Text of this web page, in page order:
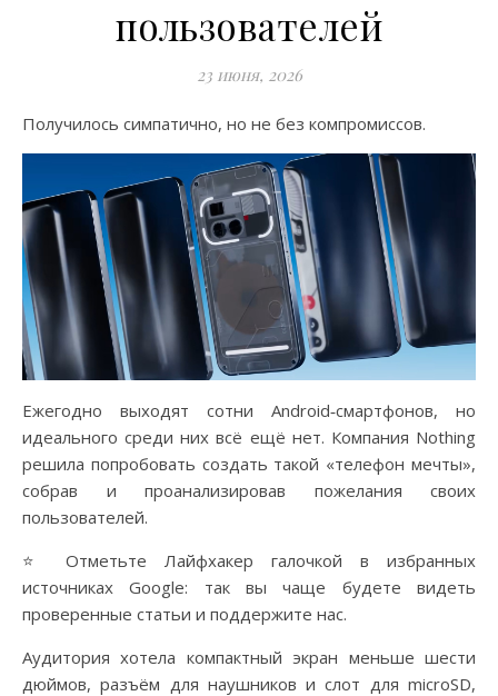
пользователей
23 июня, 2026
Получилось симпатично, но не без компромиссов.
Ежегодно выходят сотни Android‑смартфонов, но
идеального среди них всё ещё нет. Компания Nothing
решила попробовать создать такой «телефон мечты»,
собрав и проанализировав пожелания своих
пользователей.
⭐ Отметьте Лайфхакер галочкой в избранных
источниках Google: так вы чаще будете видеть
проверенные статьи и поддержите нас.
Аудитория хотела компактный экран меньше шести
дюймов, разъём для наушников и слот для microSD,